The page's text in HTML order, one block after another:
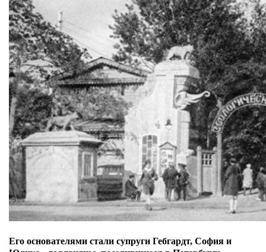
Его основателями стали супруги Гебгардт, София и